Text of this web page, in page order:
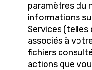
paramètres du
informations
Services (telles
associés à
fichiers
actions que